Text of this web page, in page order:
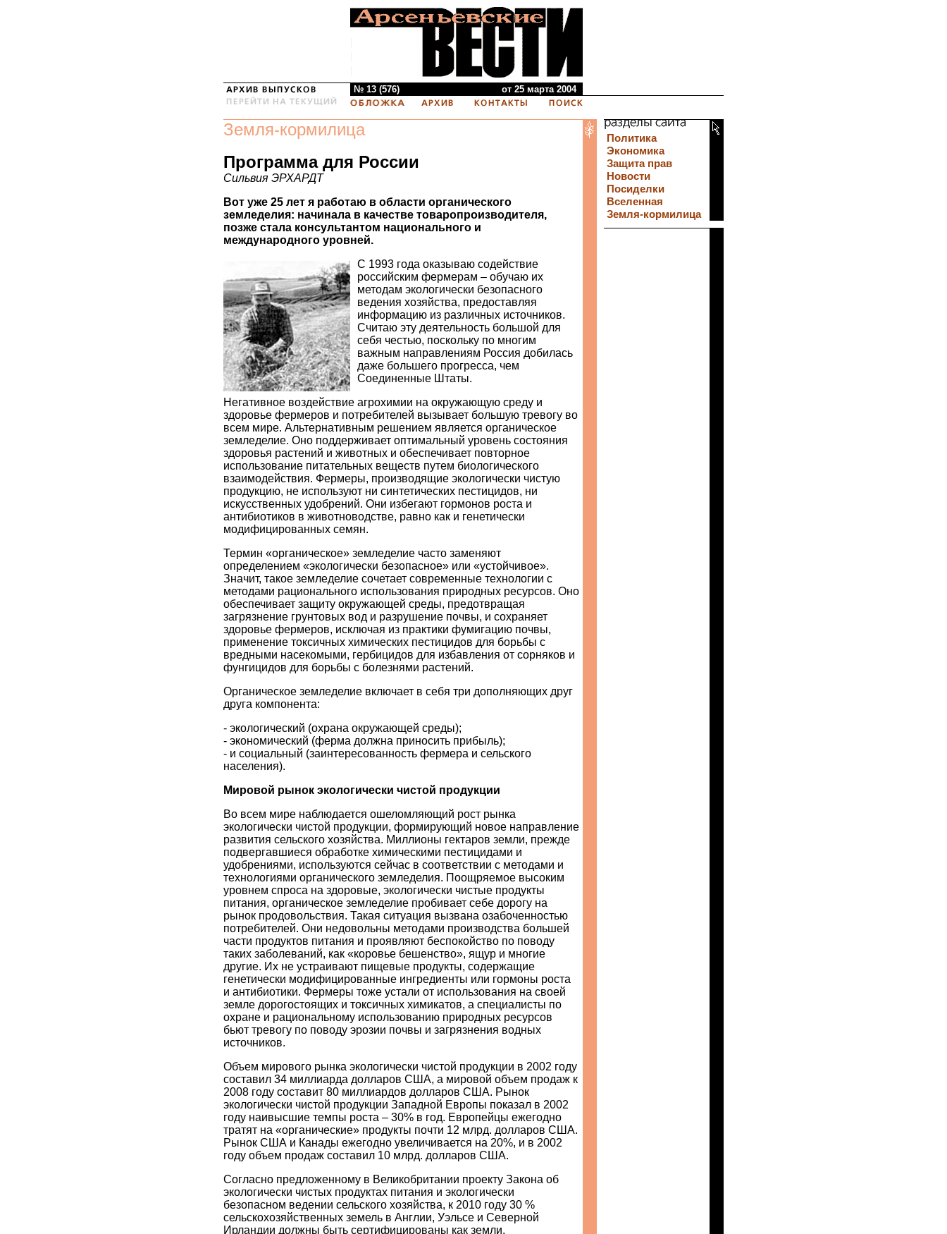
№ 13 (576) от 25 марта 2004
Земля-кормилица
Программа для России
Сильвия ЭРХАРДТ
Вот уже 25 лет я работаю в области органического
земледелия: начинала в качестве товаропроизводителя,
позже стала консультантом национального и
международного уровней.
С 1993 года оказываю содействие
российским фермерам – обучаю их
методам экологически безопасного
ведения хозяйства, предоставляя
информацию из различных источников.
Считаю эту деятельность большой для
себя честью, поскольку по многим
важным направлениям Россия добилась
даже большего прогресса, чем
Соединенные Штаты.
Негативное воздействие агрохимии на окружающую среду и
здоровье фермеров и потребителей вызывает большую тревогу во
всем мире. Альтернативным решением является органическое
земледелие. Оно поддерживает оптимальный уровень состояния
здоровья растений и животных и обеспечивает повторное
использование питательных веществ путем биологического
взаимодействия. Фермеры, производящие экологически чистую
продукцию, не используют ни синтетических пестицидов, ни
искусственных удобрений. Они избегают гормонов роста и
антибиотиков в животноводстве, равно как и генетически
модифицированных семян.
Термин «органическое» земледелие часто заменяют
определением «экологически безопасное» или «устойчивое».
Значит, такое земледелие сочетает современные технологии с
методами рационального использования природных ресурсов. Оно
обеспечивает защиту окружающей среды, предотвращая
загрязнение грунтовых вод и разрушение почвы, и сохраняет
здоровье фермеров, исключая из практики фумигацию почвы,
применение токсичных химических пестицидов для борьбы с
вредными насекомыми, гербицидов для избавления от сорняков и
фунгицидов для борьбы с болезнями растений.
Органическое земледелие включает в себя три дополняющих друг
друга компонента:
- экологический (охрана окружающей среды);
- экономический (ферма должна приносить прибыль);
- и социальный (заинтересованность фермера и сельского
населения).
Мировой рынок экологически чистой продукции
Во всем мире наблюдается ошеломляющий рост рынка
экологически чистой продукции, формирующий новое направление
развития сельского хозяйства. Миллионы гектаров земли, прежде
подвергавшиеся обработке химическими пестицидами и
удобрениями, используются сейчас в соответствии с методами и
технологиями органического земледелия. Поощряемое высоким
уровнем спроса на здоровые, экологически чистые продукты
питания, органическое земледелие пробивает себе дорогу на
рынок продовольствия. Такая ситуация вызвана озабоченностью
потребителей. Они недовольны методами производства большей
части продуктов питания и проявляют беспокойство по поводу
таких заболеваний, как «коровье бешенство», ящур и многие
другие. Их не устраивают пищевые продукты, содержащие
генетически модифицированные ингредиенты или гормоны роста
и антибиотики. Фермеры тоже устали от использования на своей
земле дорогостоящих и токсичных химикатов, а специалисты по
охране и рациональному использованию природных ресурсов
бьют тревогу по поводу эрозии почвы и загрязнения водных
источников.
Объем мирового рынка экологически чистой продукции в 2002 году
составил 34 миллиарда долларов США, а мировой объем продаж к
2008 году составит 80 миллиардов долларов США. Рынок
экологически чистой продукции Западной Европы показал в 2002
году наивысшие темпы роста – 30% в год. Европейцы ежегодно
тратят на «органические» продукты почти 12 млрд. долларов США.
Рынок США и Канады ежегодно увеличивается на 20%, и в 2002
году объем продаж составил 10 млрд. долларов США.
Согласно предложенному в Великобритании проекту Закона об
экологически чистых продуктах питания и экологически
безопасном ведении сельского хозяйства, к 2010 году 30 %
сельскохозяйственных земель в Англии, Уэльсе и Северной
Ирландии должны быть сертифицированы как земли,
Политика
Экономика
Защита прав
Новости
Посиделки
Вселенная
Земля-кормилица